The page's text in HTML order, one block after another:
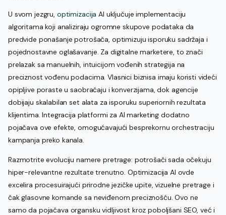
U svom jezgru, optimizacija AI uključuje implementaciju
algoritama koji analiziraju ogromne skupove podataka da
predvide ponašanje potrošača, optimizuju isporuku sadržaja i
pojednostavne oglašavanje. Za digitalne marketere, to znači
prelazak sa manuelnih, intuicijom vođenih strategija na
preciznost vođenu podacima. Vlasnici biznisa imaju koristi videći
opipljive poraste u saobraćaju i konverzijama, dok agencije
dobijaju skalabilan set alata za isporuku superiornih rezultata
klijentima. Integracija platformi za AI marketing dodatno
pojačava ove efekte, omogućavajući besprekornu orchestraciju
kampanja preko kanala.
Razmotrite evoluciju namere pretrage: potrošači sada očekuju
hiper-relevantne rezultate trenutno. Optimizacija AI ovde
excelira procesuirajući prirodne jezičke upite, vizuelne pretrage i
čak glasovne komande sa neviđenom preciznošću. Ovo ne
samo da pojačava organsku vidljivost kroz poboljšani SEO, već i